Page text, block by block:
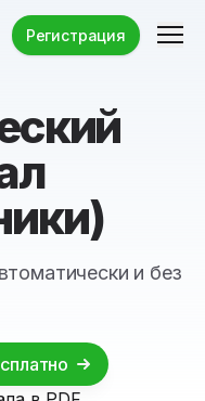
Регистрация
и без